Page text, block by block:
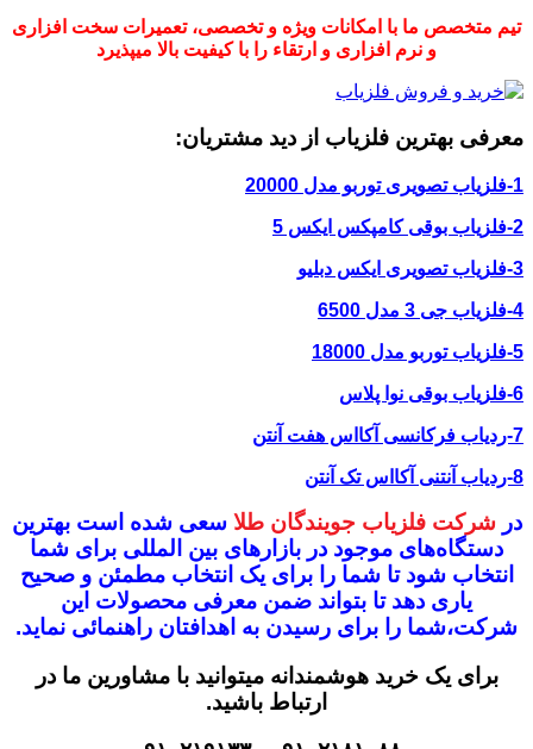
تیم متخصص ما با امکانات ویژه و تخصصی، تعمیرات سخت افزاری
و نرم افزاری و ارتقاء را با کیفیت بالا میپذیرد
معرفی بهترین فلزیاب از دید مشتریان:
1-فلزیاب تصویری توربو مدل 20000
2-فلزیاب بوقی کامپکس ایکس 5
3-فلزیاب تصویری ایکس دبلیو
4-فلزیاب جی 3 مدل 6500
5-فلزیاب توربو مدل 18000
6-فلزیاب بوقی نوا پلاس
7-ردیاب فرکانسی آکااس هفت آنتن
8-ردیاب آنتنی آکااس تک آنتن
در شرکت فلزیاب جویندگان طلا سعی شده است بهترین
دستگاه‌های موجود در بازار‌های بین المللی برای شما
انتخاب شودتا شما را برای یک انتخاب مطمئن و صحیح
یاری دهد تا بتواند ضمن معرفی محصولات این
شرکت،شما را برای رسیدن به اهدافتان راهنمائی نماید.
برای یک خرید هوشمندانه میتوانید با مشاورین ما در
ارتباط باشید.